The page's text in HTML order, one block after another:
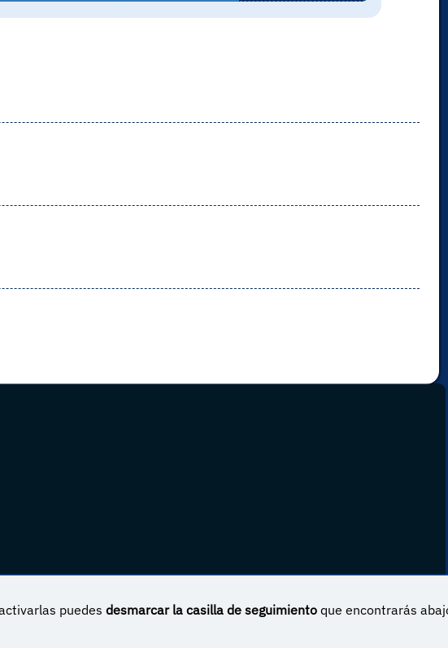
CompartirIgual 4.0 Internacional
puedes desmarcar la casilla de seguimientoque encontrarás